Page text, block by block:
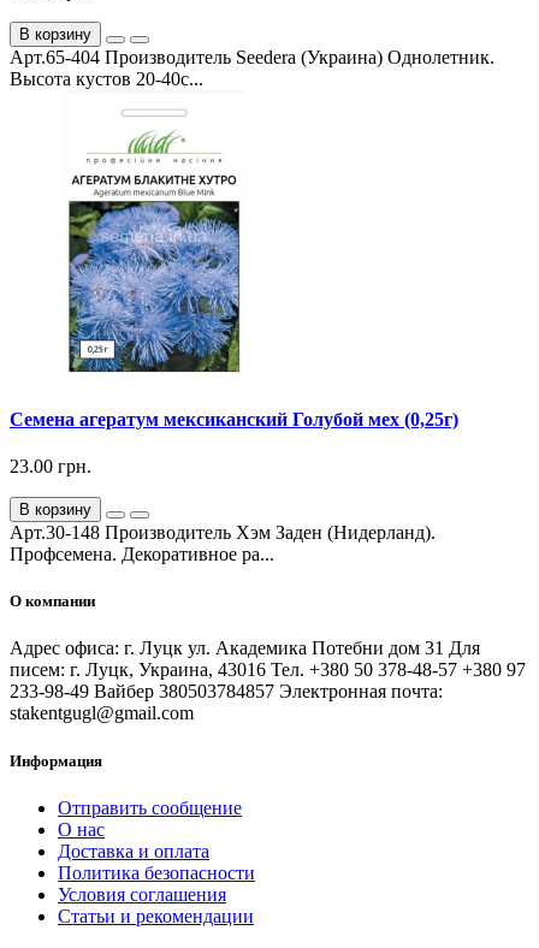
В корзину
Арт.65-404 Производитель Seedera (Украина) Однолетник.
Высота кустов 20-40с...
Семена агератум мексиканский Голубой мех (0,25г)
23.00 грн.
В корзину
Арт.30-148 Производитель Хэм Заден (Нидерланд).
Профсемена. Декоративное ра...
О компании
Адрес офиса: г. Луцк ул. Академика Потебни дом 31 Для
писем: г. Луцк, Украина, 43016 Тел. +380 50 378-48-57 +380 97
233-98-49 Вайбер 380503784857 Электронная почта:
stakentgugl@gmail.com
Информация
Отправить сообщение
О нас
Доставка и оплата
Политика безопасности
Условия соглашения
Статьи и рекомендации